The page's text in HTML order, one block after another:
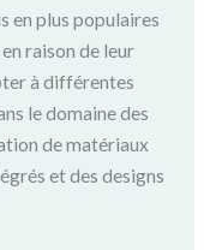
en plus populaires
raison de leur
à différentes
le domaine des
de matériaux
et des designs